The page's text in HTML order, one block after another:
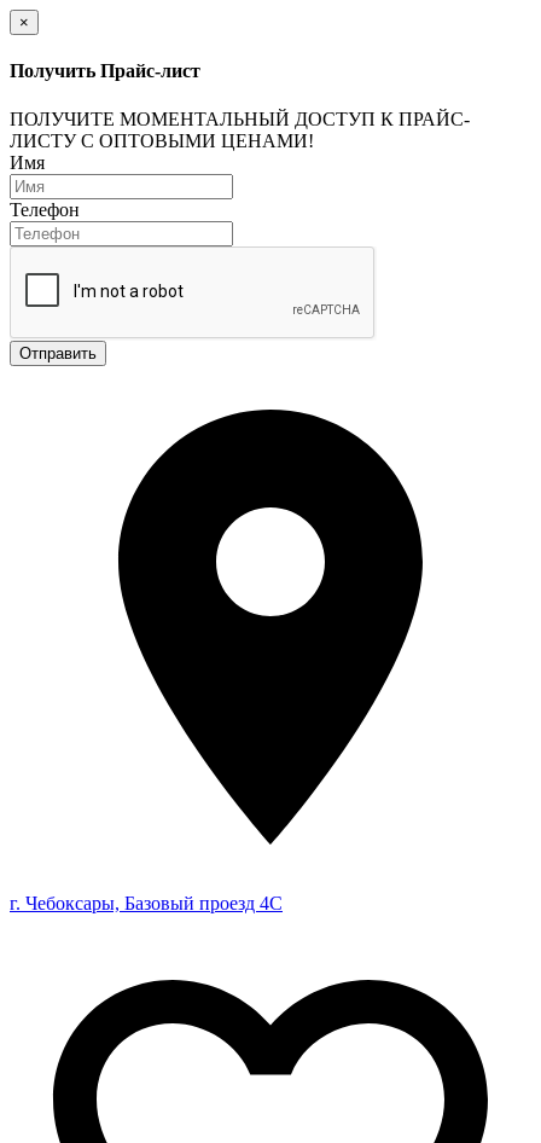
×
Получить Прайс-лист
ПОЛУЧИТЕ МОМЕНТАЛЬНЫЙ ДОСТУП К ПРАЙС-
ЛИСТУ С ОПТОВЫМИ ЦЕНАМИ!
Имя
Телефон
Отправить
г. Чебоксары, Базовый проезд 4С